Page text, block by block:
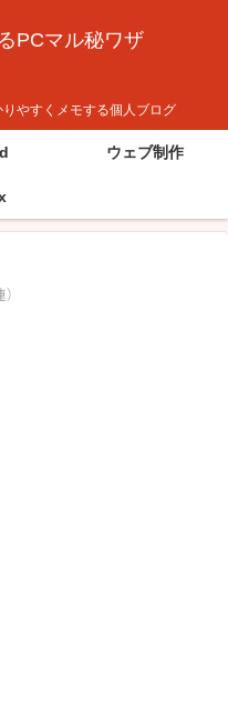
PCマル秘ワザ
やすくメモする個人ブログ
ウェブ制作